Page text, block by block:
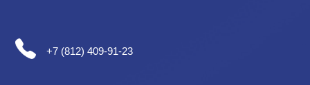
+7 (812) 409-91-23